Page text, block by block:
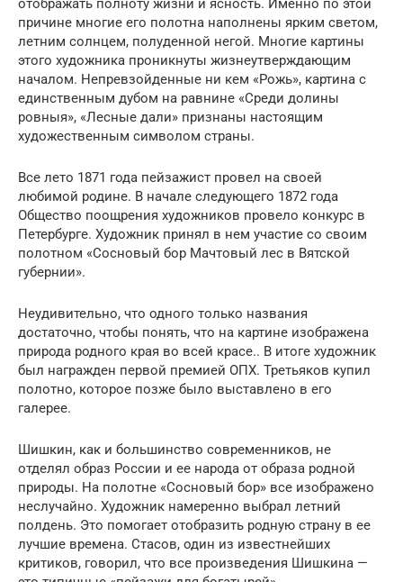
причине многие его полотна наполнены ярким светом,
летним солнцем, полуденной негой. Многие картины
этого художника проникнуты жизнеутверждающим
началом. Непревзойденные ни кем «Рожь», картина с
единственным дубом на равнине «Среди долины
ровныя», «Лесные дали» признаны настоящим
художественным символом страны.
Все лето 1871 года пейзажист провел на своей
любимой родине. В начале следующего 1872 года
Общество поощрения художников провело конкурс в
Петербурге. Художник принял в нем участие со своим
полотном «Сосновый бор Мачтовый лес в Вятской
губернии».
Неудивительно, что одного только названия
достаточно, чтобы понять, что на картине изображена
природа родного края во всей красе.. В итоге художник
был награжден первой премией ОПХ. Третьяков купил
полотно, которое позже было выставлено в его
галерее.
Шишкин, как и большинство современников, не
отделял образ России и ее народа от образа родной
природы. На полотне «Сосновый бор» все изображено
неслучайно. Художник намеренно выбрал летний
полдень. Это помогает отобразить родную страну в ее
лучшие времена. Стасов, один из известнейших
критиков, говорил, что все произведения Шишкина —